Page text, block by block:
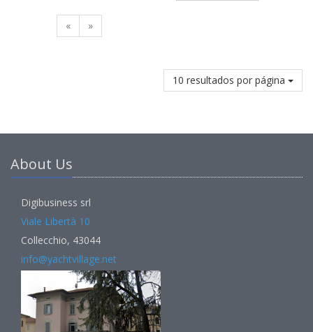
« »
10 resultados por página
About Us
Digibusiness srl
Viale Libertà 10
Collecchio, 43044
info@yachtvillage.net